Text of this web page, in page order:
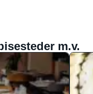
m.v.